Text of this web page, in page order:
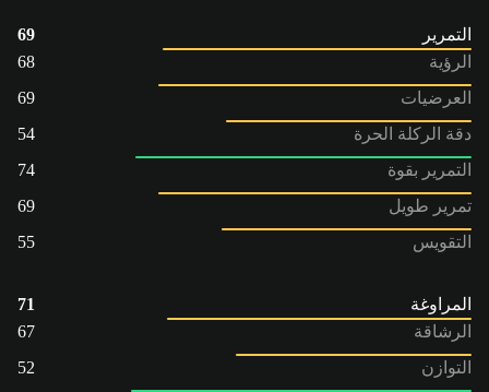
التمرير
69
الرؤية
68
العرضيات
69
دقة الركلة الحرة
54
التمرير بقوة
74
تمرير طويل
69
التقويس
55
المراوغة
71
الرشاقة
67
التوازن
52